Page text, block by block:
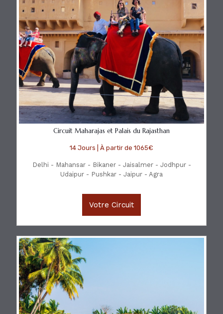
Circuit Maharajas et Palais du Rajasthan
14 Jours | À partir de 1065€
Delhi - Mahansar - Bikaner - Jaisalmer - Jodhpur -
Udaipur - Pushkar - Jaipur - Agra
Votre Circuit